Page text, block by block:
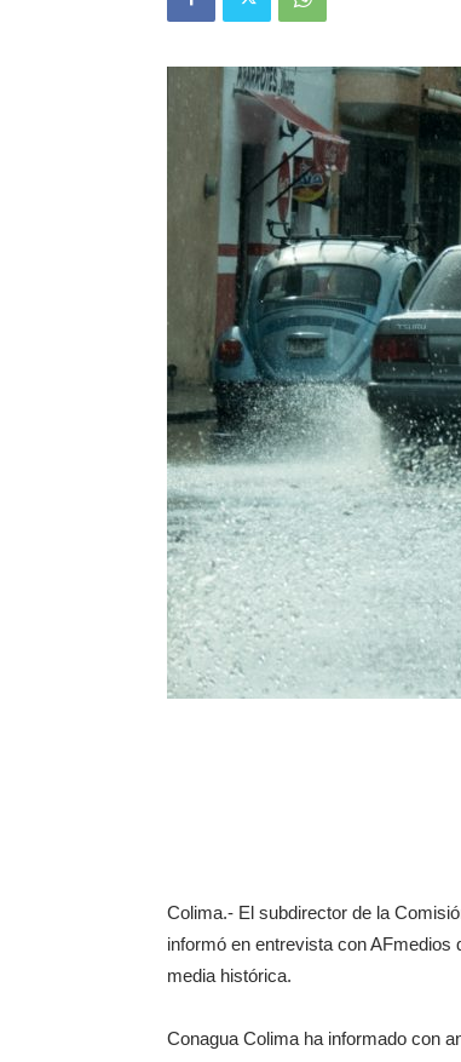
Colima.- El subdirector de la
informó en entrevista con AFmedios
media histórica.
Conagua Colima ha informado con